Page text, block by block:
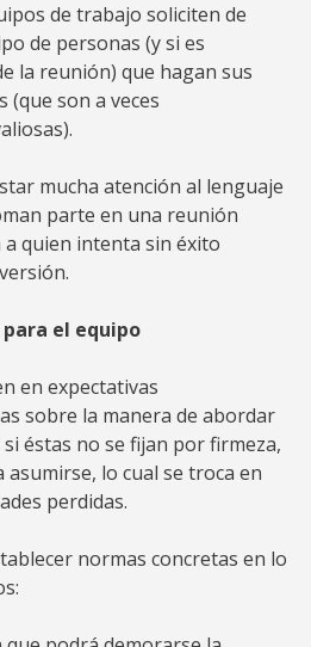
de trabajo soliciten de
de personas (y si es
la reunión) que hagan sus
son a veces
mucha atención al lenguaje
parte en una reunión
quien intenta sin éxito
el equipo
en expectativas
sobre la manera de abordar
éstas no se fijan por firmeza,
lo cual se troca en
perdidas.
normas concretas en lo